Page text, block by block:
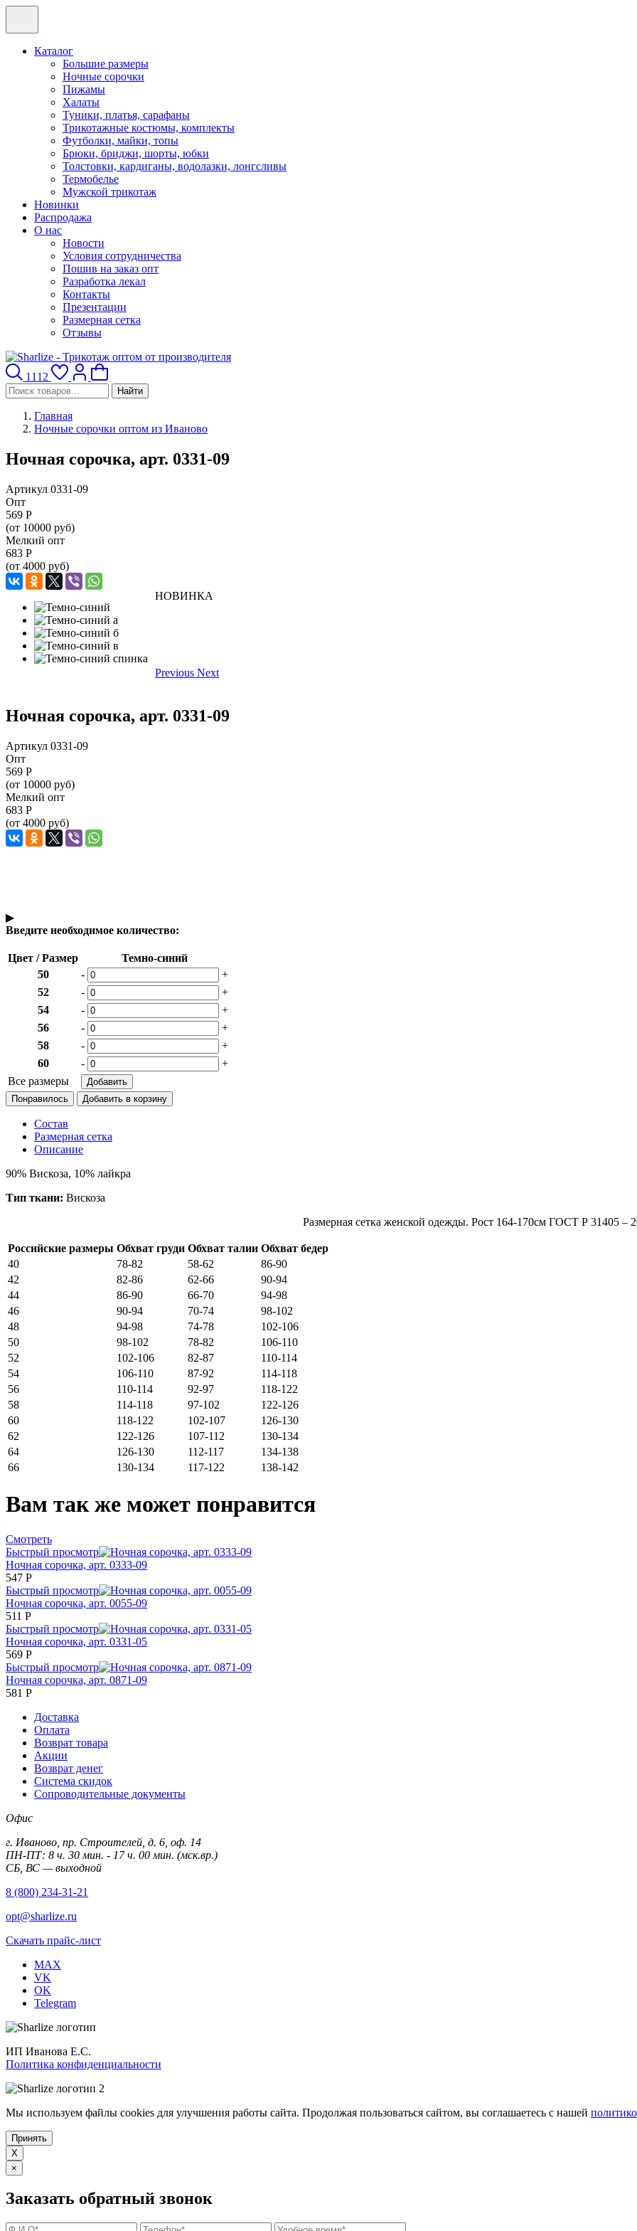
Каталог
Большие размеры
Ночные сорочки
Пижамы
Халаты
Туники, платья, сарафаны
Трикотажные костюмы, комплекты
Футболки, майки, топы
Брюки, бриджи, шорты, юбки
Толстовки, кардиганы, водолазки, лонгсливы
Термобелье
Мужской трикотаж
Новинки
Распродажа
О нас
Новости
Условия сотрудничества
Пошив на заказ опт
Разработка лекал
Контакты
Презентации
Размерная сетка
Отзывы
1112
Найти
Главная
Ночные сорочки оптом из Иваново
Ночная сорочка, арт. 0331-09
Артикул 0331-09
Опт
569 Р
(от 10000 руб)
Мелкий опт
683 Р
(от 4000 руб)
НОВИНКА
Previous Next
Ночная сорочка, арт. 0331-09
Артикул 0331-09
Опт
569 Р
(от 10000 руб)
Мелкий опт
683 Р
(от 4000 руб)
▶
Введите необходимое количество:
Цвет / Размер
Темно-синий
50
-
+
52
-
+
54
-
+
56
-
+
58
-
+
60
-
+
Все размеры
Понравилось
Состав
Размерная сетка
Описание
90% Вискоза, 10% лайкра
Тип ткани: Вискоза
Размерная сетка женской одежды. Рост 164-170см ГОСТ Р 31405 –
Российские размеры Обхват груди Обхват талии Обхват бедер
40
78-82 58-62
86-90
42
82-86 62-66
90-94
44
86-90 66-70
94-98
46
90-94 70-74
98-102
48
94-98 74-78
102-106
50
98-102 78-82
106-110
52
102-106 82-87
110-114
54
106-110 87-92
114-118
56
110-114 92-97
118-122
58
114-118 97-102
122-126
60
118-122 102-107
126-130
62
122-126 107-112
130-134
64
126-130 112-117
134-138
66
130-134 117-122 138-142
Вам так же может понравится
Смотреть
Быстрый просмотр
Ночная сорочка, арт. 0333-09
547 Р
Быстрый просмотр
Ночная сорочка, арт. 0055-09
511 Р
Быстрый просмотр
Ночная сорочка, арт. 0331-05
569 Р
Быстрый просмотр
Ночная сорочка, арт. 0871-09
581 Р
Доставка
Оплата
Возврат товара
Акции
Возврат денег
Система скидок
Сопроводительные документы
Офис
г. Иваново, пр. Строителей, д. 6, оф. 14
ПН-ПТ: 8 ч. 30 мин. - 17 ч. 00 мин. (мск.вр.)
СБ, ВС — выходной
8 (800) 234-31-21
opt@sharlize.ru
Скачать прайс-лист
MAX
VK
OK
Telegram
ИП Иванова Е.С.
Политика конфиденциальности
Мы используем файлы cookies для улучшения работы сайта. Продолжая пользоваться сайтом, вы соглашаетесь с нашей
Принять
X
×
Заказать обратный звонок